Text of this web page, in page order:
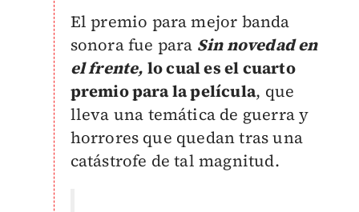
El premio para mejor banda
sonora fue para Sin novedad en
el frente, lo cual es el cuarto
premio para la película, que
lleva una temática de guerra y
horrores que quedan tras una
catástrofe de tal magnitud.